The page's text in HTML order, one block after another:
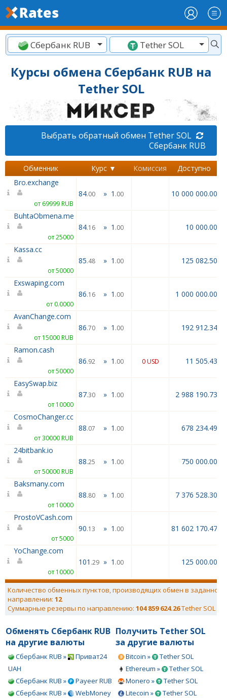
Сбербанк RUB Tether SOL
Курсы обмена Сбербанк RUB на
Tether SOL
Выбрать обратный обмен Tether SOL
Сбербанк RUB
Обменник Курс ▼ Комиссия Доступно
Bro.exchange
от 69999 RUB
84.00 » 1 .00 10 000 000.00
BuhtaObmena.me
от 25000
84.16 » 1 .00 10 000.00
Kassa.cc
от 50000
85.48 » 1 .00 125 082.50
Exswaping.com
от 0.0000
86.16 » 1 .00 1 000 000.00
AvanChange.com
от 15000 RUB
86.70 » 1 .00 192 912.34
Ramon.cash
от 50000
86.92 » 1 .00 0 USD 11 505.43
EasySwap.biz
от 10000
87.30 » 1 .00 2 988 190.73
CosmoChanger.cc
от 30000 RUB
88.07 » 1 .00 678 234.49
24bitbank.io
от 50000 RUB
88.25 » 1 .00 750 000.00
Baksmany.com
от 10000
88.80 » 1 .00 7 376 528.30
ProstoVCash.com
от 5000
90.13 » 1 .00 81 602 170.47
YoChange.com
от 10000
101 .29 » 1 .00 125 000.00
Количество обменных пунктов, производящих обмен в заданном
направлении: 12
Суммарные резервы по направлению: 104 859 624.26Tether SOL
Обменять Сбербанк RUB
на другие валюты
Сбербанк RUB »
Приват24
UAH
Сбербанк RUB »
Payeer RUB
Сбербанк RUB »
WebMoney
Получить Tether SOL
за другие валюты
Bitcoin »
Tether SOL
Ethereum »
Tether SOL
Monero »
Tether SOL
Litecoin »
Tether SOL